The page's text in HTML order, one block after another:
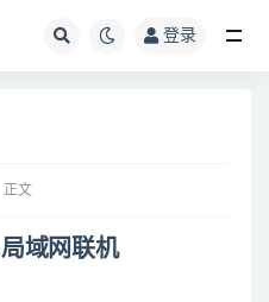
登录
正文
域网联机